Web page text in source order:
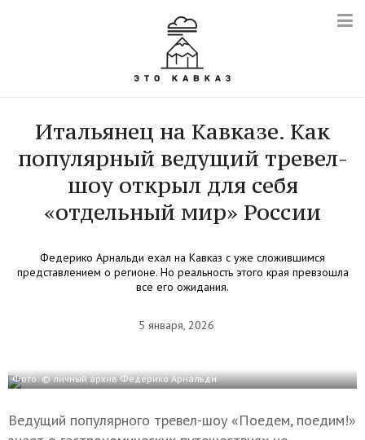
Итальянец на Кавказе. Как
популярный ведущий тревел-
шоу открыл для себя
«отдельный мир» России
Федерико Арнальди ехал на Кавказ с уже сложившимся
представлением о регионе. Но реальность этого края превзошла
все его ожидания.
5 января, 2026
Фото: © личный архив Федерико Арнальди
Ведущий популярного тревел-шоу «Поедем, поедим!»